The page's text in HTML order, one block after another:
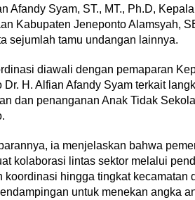
Afandy Syam, ST., MT., Ph.D,
Kabupaten Jeneponto Alamsyah,
sejumlah tamu undangan lainnya.
diawali dengan pemaparan
Dr. H. Alfian Afandy Syam terkait
dan penanganan Anak Tidak
ia menjelaskan bahwa
kolaborasi lintas sektor melalui
koordinasi hingga tingkat kecamatan
untuk menekan angka